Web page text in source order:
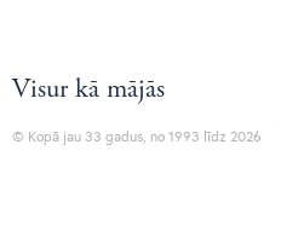
Visur kā mājās
© Kopā jau 33 gadus, no 1993 līdz 2026